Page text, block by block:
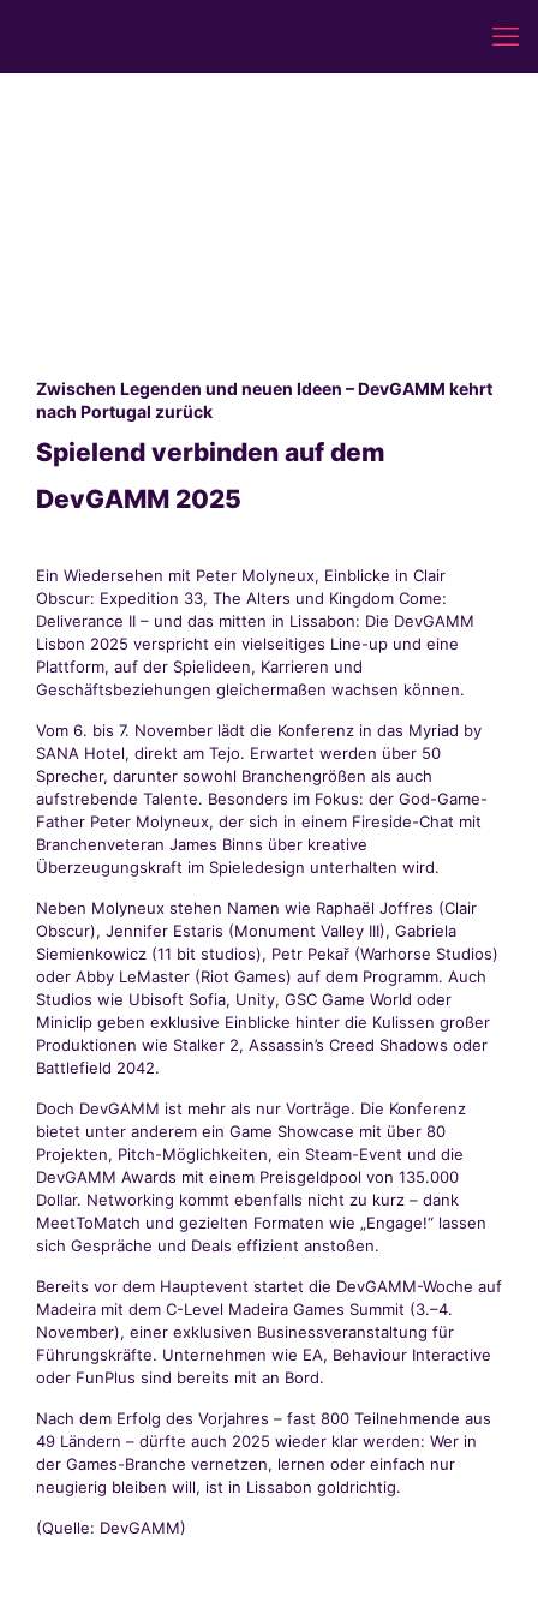
Zwischen Legenden und neuen Ideen – DevGAMM kehrt
nach Portugal zurück
Spielend verbinden auf dem
DevGAMM 2025
Ein Wiedersehen mit Peter Molyneux, Einblicke in Clair
Obscur: Expedition 33, The Alters und Kingdom Come:
Deliverance II – und das mitten in Lissabon: Die DevGAMM
Lisbon 2025 verspricht ein vielseitiges Line-up und eine
Plattform, auf der Spielideen, Karrieren und
Geschäftsbeziehungen gleichermaßen wachsen können.
Vom 6. bis 7. November lädt die Konferenz in das Myriad by
SANA Hotel, direkt am Tejo. Erwartet werden über 50
Sprecher, darunter sowohl Branchengrößen als auch
aufstrebende Talente. Besonders im Fokus: der God-Game-
Father Peter Molyneux, der sich in einem Fireside-Chat mit
Branchenveteran James Binns über kreative
Überzeugungskraft im Spieledesign unterhalten wird.
Neben Molyneux stehen Namen wie Raphaël Joffres (Clair
Obscur), Jennifer Estaris (Monument Valley III), Gabriela
Siemienkowicz (11 bit studios), Petr Pekař (Warhorse Studios)
oder Abby LeMaster (Riot Games) auf dem Programm. Auch
Studios wie Ubisoft Sofia, Unity, GSC Game World oder
Miniclip geben exklusive Einblicke hinter die Kulissen großer
Produktionen wie Stalker 2, Assassin’s Creed Shadows oder
Battlefield 2042.
Doch DevGAMM ist mehr als nur Vorträge. Die Konferenz
bietet unter anderem ein Game Showcase mit über 80
Projekten, Pitch-Möglichkeiten, ein Steam-Event und die
DevGAMM Awards mit einem Preisgeldpool von 135.000
Dollar. Networking kommt ebenfalls nicht zu kurz – dank
MeetToMatch und gezielten Formaten wie „Engage!“ lassen
sich Gespräche und Deals effizient anstoßen.
Bereits vor dem Hauptevent startet die DevGAMM-Woche auf
Madeira mit dem C-Level Madeira Games Summit (3.–4.
November), einer exklusiven Businessveranstaltung für
Führungskräfte. Unternehmen wie EA, Behaviour Interactive
oder FunPlus sind bereits mit an Bord.
Nach dem Erfolg des Vorjahres – fast 800 Teilnehmende aus
49 Ländern – dürfte auch 2025 wieder klar werden: Wer in
der Games-Branche vernetzen, lernen oder einfach nur
neugierig bleiben will, ist in Lissabon goldrichtig.
(Quelle: DevGAMM)